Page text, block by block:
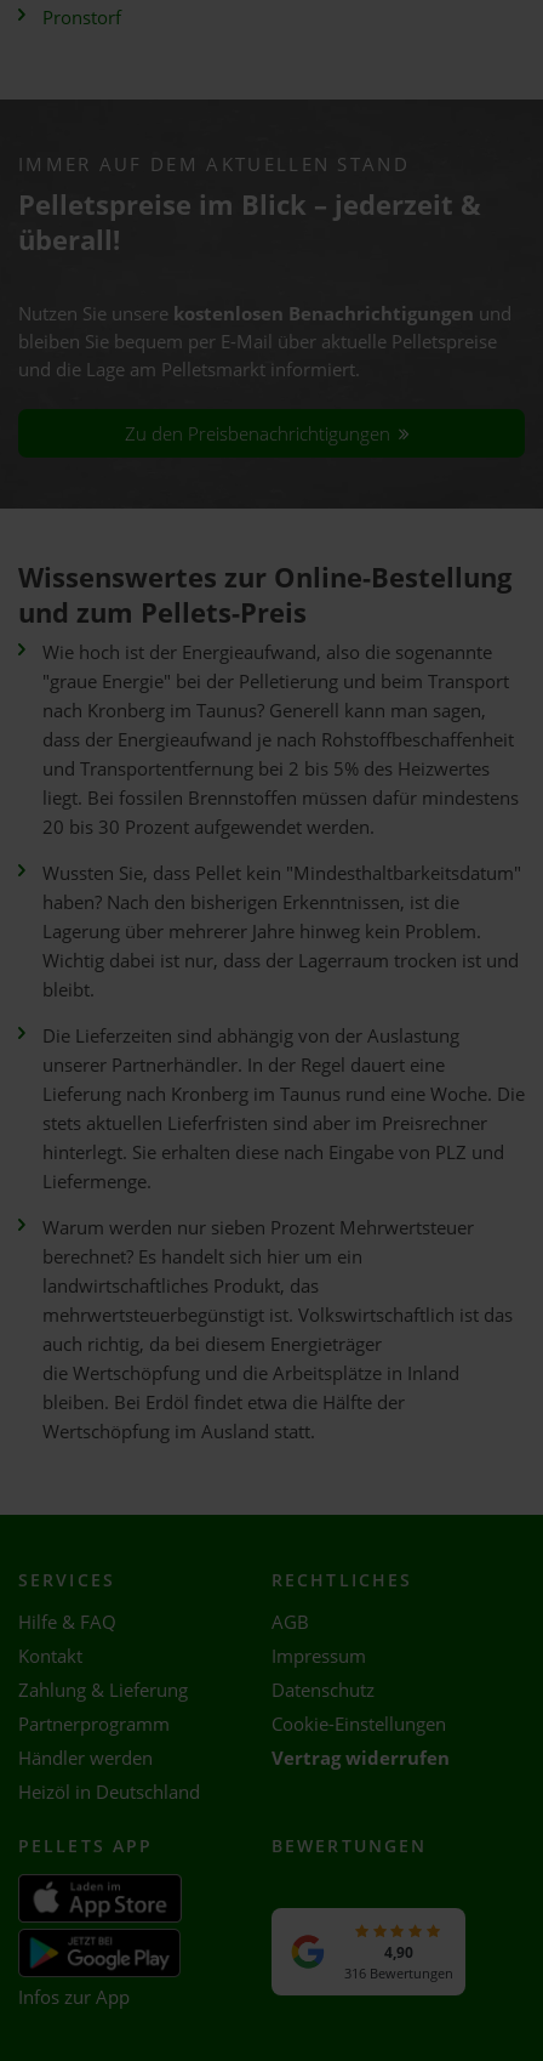
Pronstorf
IMMER AUF DEM AKTUELLEN STAND
Pelletspreise im Blick – jederzeit &
überall!
Nutzen Sie unsere kostenlosen Benachrichtigungen und
bleiben Sie bequem per E-Mail über aktuelle Pelletspreise
und die Lage am Pelletsmarkt informiert.
Zu den Preisbenachrichtigungen
Wissenswertes zur Online-Bestellung
und zum Pellets-Preis
Wie hoch ist der Energieaufwand, also die sogenannte
"graue Energie" bei der Pelletierung und beim Transport
nach Kronberg im Taunus? Generell kann man sagen,
dass der Energieaufwand je nach Rohstoffbeschaffenheit
und Transportentfernung bei 2 bis 5% des Heizwertes
liegt. Bei fossilen Brennstoffen müssen dafür mindestens
20 bis 30 Prozent aufgewendet werden.
Wussten Sie, dass Pellet kein "Mindesthaltbarkeitsdatum"
haben? Nach den bisherigen Erkenntnissen, ist die
Lagerung über mehrerer Jahre hinweg kein Problem.
Wichtig dabei ist nur, dass der Lagerraum trocken ist und
bleibt.
Die Lieferzeiten sind abhängig von der Auslastung
unserer Partnerhändler. In der Regel dauert eine
Lieferung nach Kronberg im Taunus rund eine Woche. Die
stets aktuellen Lieferfristen sind aber im Preisrechner
hinterlegt. Sie erhalten diese nach Eingabe von PLZ und
Liefermenge.
Warum werden nur sieben Prozent Mehrwertsteuer
berechnet? Es handelt sich hier um ein
landwirtschaftliches Produkt, das
mehrwertsteuerbegünstigt ist. Volkswirtschaftlich ist das
auch richtig, da bei diesem Energieträger
die Wertschöpfung und die Arbeitsplätze in Inland
bleiben. Bei Erdöl findet etwa die Hälfte der
Wertschöpfung im Ausland statt.
SERVICES
Hilfe & FAQ
Kontakt
Zahlung & Lieferung
Partnerprogramm
Händler werden
Heizöl in Deutschland
RECHTLICHES
AGB
Impressum
Datenschutz
Cookie-Einstellungen
Vertrag widerrufen
PELLETS APP
Infos zur App
BEWERTUNGEN
4,90
316 Bewertungen